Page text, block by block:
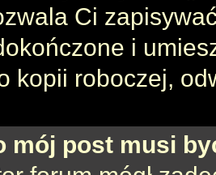
Ci
i
kopii roboczej,
mój post musi